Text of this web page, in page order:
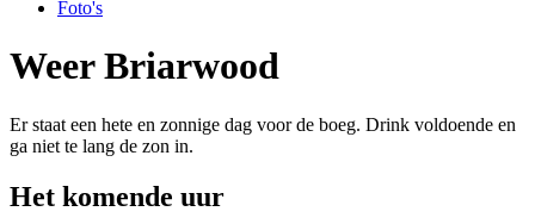
Foto's
Weer Briarwood
Er staat een hete en zonnige dag voor de boeg. Drink voldoende en
ga niet te lang de zon in.
Het komende uur